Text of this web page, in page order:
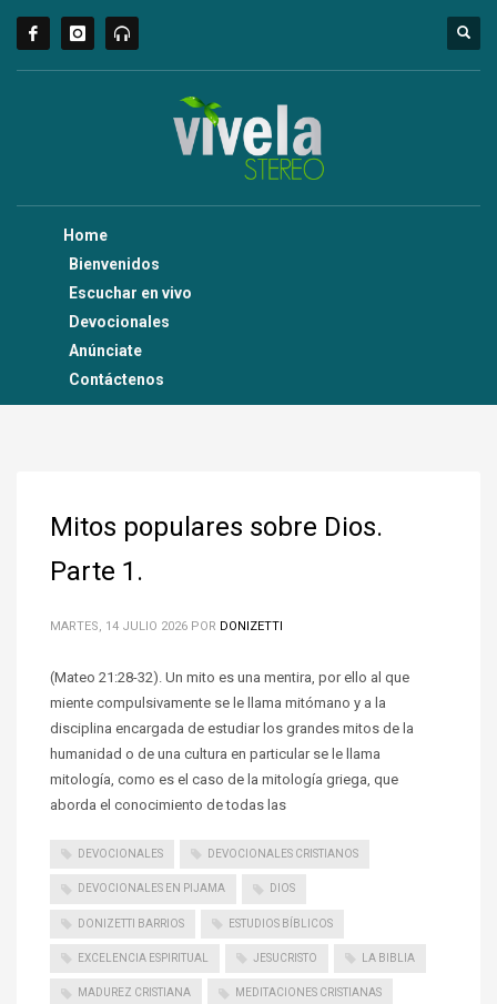
Home
Bienvenidos
Escuchar en vivo
Devocionales
Anúnciate
Contáctenos
Mitos populares sobre Dios.
Parte 1.
MARTES, 14 JULIO 2026 POR DONIZETTI
(Mateo 21:28-32). Un mito es una mentira, por ello al que
miente compulsivamente se le llama mitómano y a la
disciplina encargada de estudiar los grandes mitos de la
humanidad o de una cultura en particular se le llama
mitología, como es el caso de la mitología griega, que
aborda el conocimiento de todas las
DEVOCIONALES DEVOCIONALES CRISTIANOS
DEVOCIONALES EN PIJAMA DIOS
DONIZETTI BARRIOS ESTUDIOS BÍBLICOS
EXCELENCIA ESPIRITUAL JESUCRISTO LA BIBLIA
MADUREZ CRISTIANA MEDITACIONES CRISTIANAS